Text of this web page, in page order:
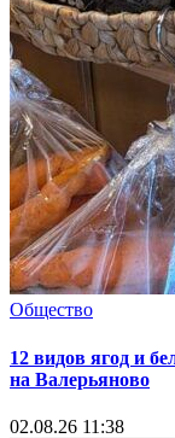
Общество
12 видов ягод и
на Валерьяново
02.08.26 11:38